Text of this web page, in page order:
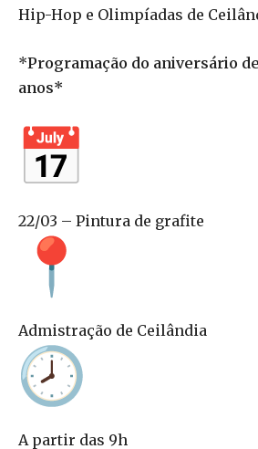
Hip-Hop e Olimpíadas de
*Programação do aniversário
anos*
22/03 – Pintura de grafite
Admistração de Ceilândia
A partir das 9h